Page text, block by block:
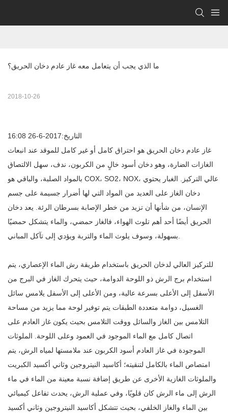
ما الذي يجب أن يتعامل معه غاز عادم دخان الحريق؟
2018-10-26
التاريخ:2017-6-26 16:08
غاز عادم دخان الحريق هو احتراق كامل أو غير كامل للموقد عند انبعاث
الغازات الضارة، وهو دخان أسود خالٍ من الكربون، ندف، سهل الالتصاق
بالمواد الصلبة، والباقي هو COX، SO2، NOX، عالي التركيز. الغبار يحتوي
دخان الغاز على العديد من المواد التي لها أضرار جسيمة على جسم
الإنسان، من شأنها أن تزيد من خطر الإصابة بسرطان الرئة. يعد دخان
الحريق أيضًا أحد أهم تلوث الهواء، فالغاز حمضي، والماء يتشكل حمضيًا
بسهولة، وسوف يلوث الماء والتربة ويؤدي إلى تآكل المباني.
للتركيز العالي لدخان الحريق باستخدام طريقة رش الماء الإعصاري، يتم
استخدام برج الرش ذو اللوحة الدوامة، حيث يتحرك الغاز في البرج من
الأسفل إلى الأعلى بسرعة عالية، ومن الأعلى إلى الأسفل يلامس سائل
الغسيل، دوامة متعددة الطبقات يتم توفير لوحة مما يزيد من مساحة
التلامس بين الغاز والسائل ووقت التلامس بحيث يكون غاز العادم على
اتصال كامل مع الماء الموجود في العمود وعلى اللوحة. الملوثات
الموجودة في غاز العادم أسود الكربون عند ملامستها لمياه الرش، يتم
امتصاص الماء بالكامل لتنقيته؛ أكاسيد النيتروجين وثاني أكسيد الكبريت
والملوثات الغازية الأخرى عن طريق إضافة نسبة معينة من الماء في ماء
الرش إلى ماء الرش كان قلويًا، وفي عملية الرش، يحدث تفاعل كيميائي
بين الماء والغاز الخلفي، بحيث تتشكل أكاسيد النيتروجين وثاني أكسيد